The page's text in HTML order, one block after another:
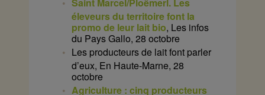
éleveurs du territoire font la
promo de leur lait bio, Les infos
du Pays Gallo, 28 octobre
Les producteurs de lait font parler
d’eux, En Haute-Marne, 28
octobre
Agriculture : cinq producteurs